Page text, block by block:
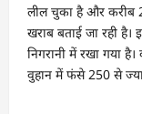
लील चुका है और करीब
खराब बताई जा रही है।
निगरानी में रखा गया
वुहान में फंसे 250 से